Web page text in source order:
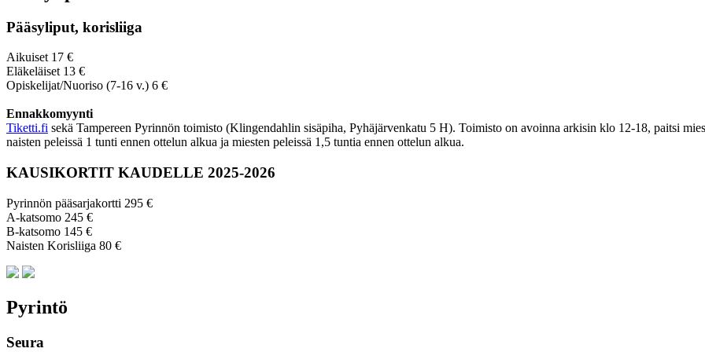
Pääsyliput, korisliiga
Aikuiset 17 €
Eläkeläiset 13 €
Opiskelijat/Nuoriso (7-16 v.) 6 €
Ennakkomyynti
Tiketti.fi sekä Tampereen Pyrinnön toimisto (Klingendahlin sisäpiha, Pyhäjärvenkatu 5 H). Toimisto on avoinna arkisin klo 12-18, paitsi
naisten peleissä 1 tunti ennen ottelun alkua ja miesten peleissä 1,5 tuntia ennen ottelun alkua.
KAUSIKORTIT KAUDELLE 2025-2026
Pyrinnön pääsarjakortti 295 €
A-katsomo 245 €
B-katsomo 145 €
Naisten Korisliiga 80 €
Pyrintö
Seura